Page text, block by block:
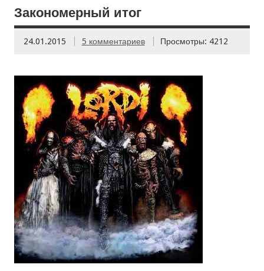
Закономерный итог
24.01.2015 5 комментариев Просмотры: 4212